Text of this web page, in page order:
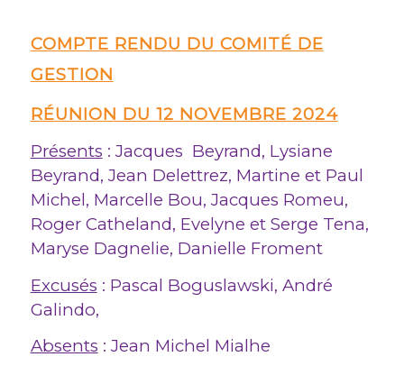
COMPTE RENDU DU COMITÉ DE
GESTION
RÉUNION DU 12 NOVEMBRE 2024
Présents : Jacques Beyrand, Lysiane
Beyrand, Jean Delettrez, Martine et Paul
Michel, Marcelle Bou, Jacques Romeu,
Roger Catheland, Evelyne et Serge Tena,
Maryse Dagnelie, Danielle Froment
Excusés : Pascal Boguslawski, André
Galindo,
Absents : Jean Michel Mialhe